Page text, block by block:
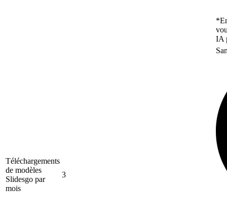
IA
Téléchargements
de modèles
Slidesgo par
mois
3